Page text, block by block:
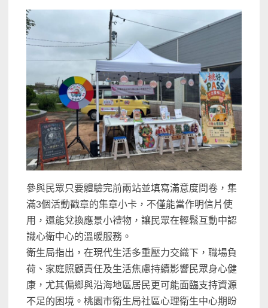
參與民眾只要體驗完前兩站並填寫滿意度問卷，集
滿3個活動戳章的集章小卡，不僅能當作明信片使
用，還能兌換應景小禮物，讓民眾在輕鬆互動中認
識心衛中心的溫暖服務。
衛生局指出，在現代生活多重壓力交織下，職場負
荷、家庭照顧責任及生活焦慮持續影響民眾身心健
康，尤其偏鄉與沿海地區居民更可能面臨支持資源
不足的困境。桃園市衛生局社區心理衛生中心期盼